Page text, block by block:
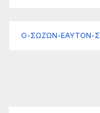
Ο-ΣΩΖΩΝ-ΕΑΥΤΟΝ-